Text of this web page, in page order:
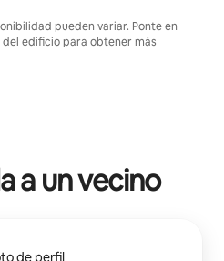
pueden variar. Ponte en
edificio para obtener más
a un vecino